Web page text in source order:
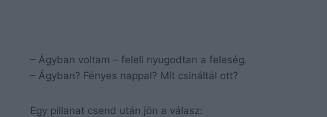
– Ágyban voltam – feleli nyugodtan a feleség.
– Ágyban? Fényes nappal? Mit csináltál ott?
Egy pillanat csend után jön a válasz: